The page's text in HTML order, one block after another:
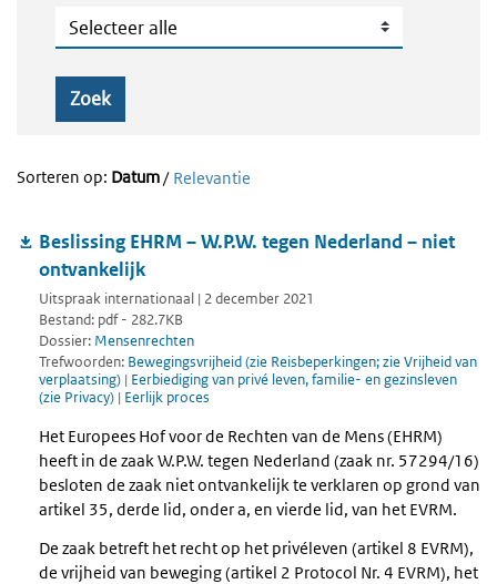
Geografie
Zoek
Sorteren op: Datum/ Relevantie
Beslissing EHRM – W.P.W. tegen Nederland – niet
ontvankelijk
Uitspraak internationaal | 2 december 2021
Bestand: pdf - 282.7KB
Dossier: Mensenrechten
Trefwoorden: Bewegingsvrijheid (zie Reisbeperkingen; zie Vrijheid van
verplaatsing) | Eerbiediging van privé leven, familie- en gezinsleven
(zie Privacy) | Eerlijk proces
Het Europees Hof voor de Rechten van de Mens (EHRM)
heeft in de zaak W.P.W. tegen Nederland (zaak nr. 57294/16)
besloten de zaak niet ontvankelijk te verklaren op grond van
artikel 35, derde lid, onder a, en vierde lid, van het EVRM.
De zaak betreft het recht op het privéleven (artikel 8 EVRM),
de vrijheid van beweging (artikel 2 Protocol Nr. 4 EVRM), het